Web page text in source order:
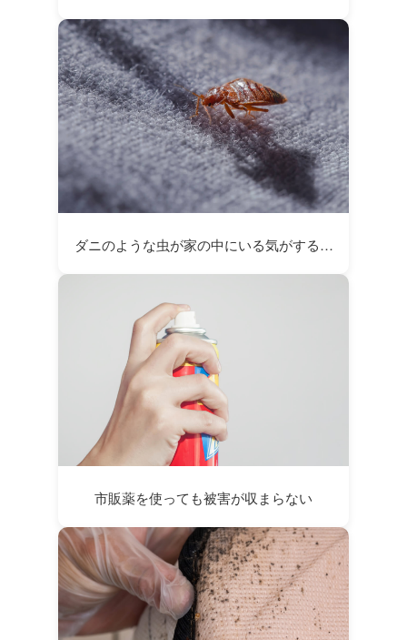
ダニのような虫が家の中にいる気がする…
市販薬を使っても被害が収まらない